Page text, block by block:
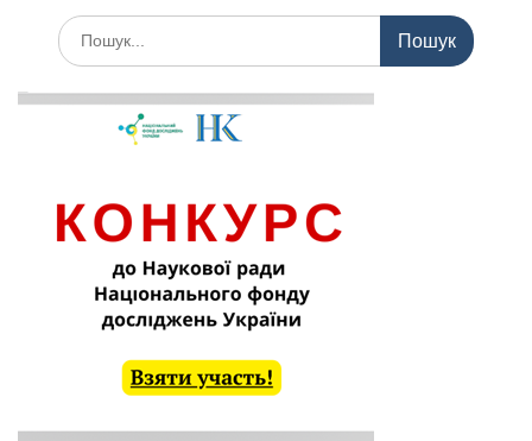
Шукати: